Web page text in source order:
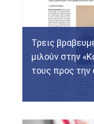
Τρεις
μιλούν στην
τους προς την